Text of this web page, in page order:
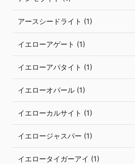
アースシードライト (1)
イエローアゲート (1)
イエローアパタイト (1)
イエローオパール (1)
イエローカルサイト (1)
イエロージャスパー (1)
イエロータイガーアイ (1)